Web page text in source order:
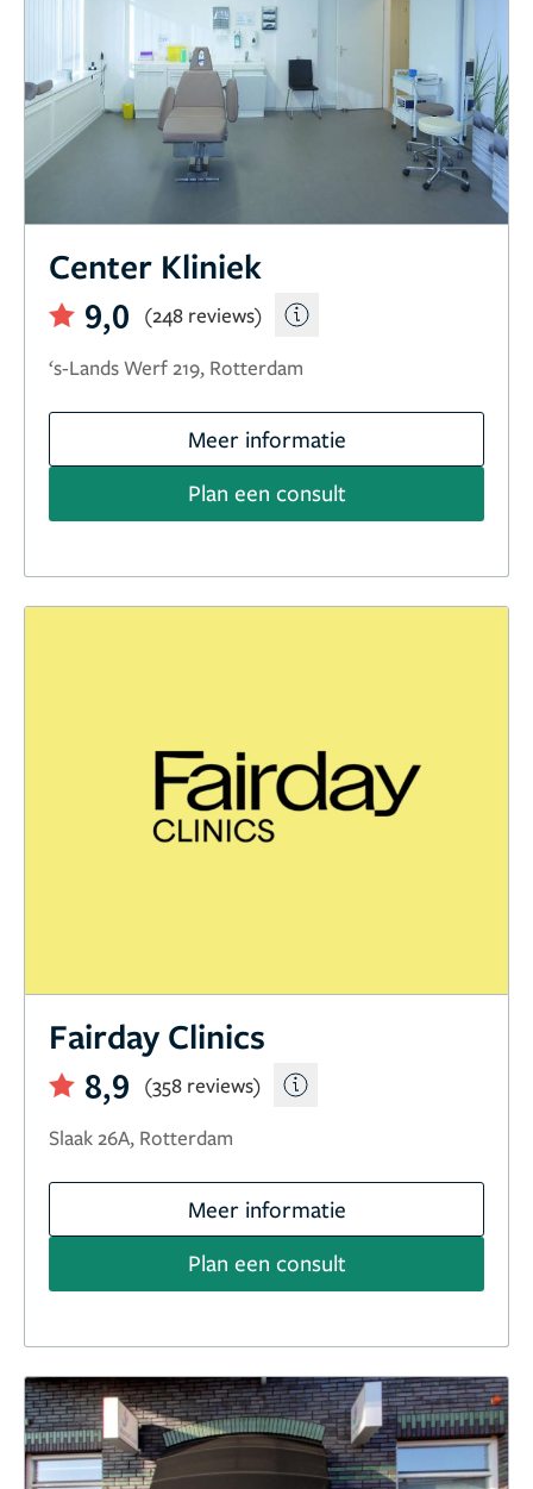
Center Kliniek
9,0
(248 reviews)
‘s-Lands Werf 219, Rotterdam
Meer informatie
Plan een consult
Fairday Clinics
8,9
(358 reviews)
Slaak 26A, Rotterdam
Meer informatie
Plan een consult